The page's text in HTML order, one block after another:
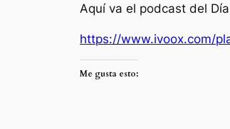
Aquí va el podcast del
https://www.ivoox.com/
Me gusta esto: